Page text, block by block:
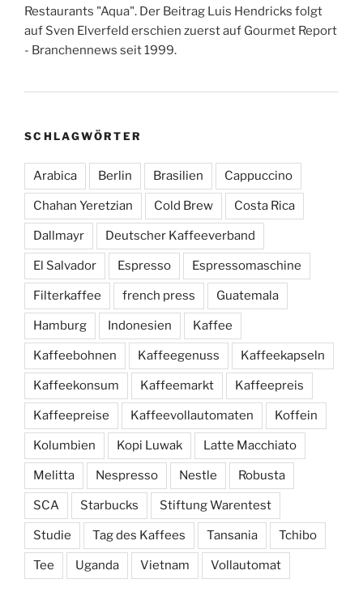
Restaurants "Aqua". Der Beitrag Luis Hendricks folgt
auf Sven Elverfeld erschien zuerst auf Gourmet Report
- Branchennews seit 1999.
SCHLAGWÖRTER
Arabica Berlin Brasilien Cappuccino
Chahan Yeretzian Cold Brew Costa Rica
Dallmayr Deutscher Kaffeeverband
El Salvador Espresso Espressomaschine
Filterkaffee french press Guatemala
Hamburg Indonesien Kaffee
Kaffeebohnen Kaffeegenuss Kaffeekapseln
Kaffeekonsum Kaffeemarkt Kaffeepreis
Kaffeepreise Kaffeevollautomaten Koffein
Kolumbien Kopi Luwak Latte Macchiato
Melitta Nespresso Nestle Robusta
SCA Starbucks Stiftung Warentest
Studie Tag des Kaffees Tansania Tchibo
Tee Uganda Vietnam Vollautomat